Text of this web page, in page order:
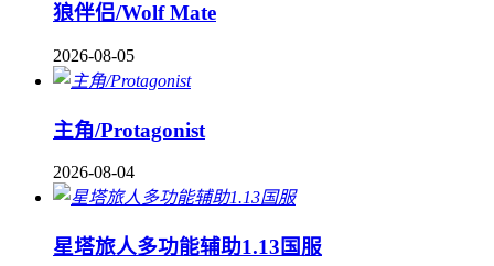
狼伴侣/Wolf Mate
2026-08-05
主角/Protagonist
2026-08-04
星塔旅人多功能辅助1.13国服